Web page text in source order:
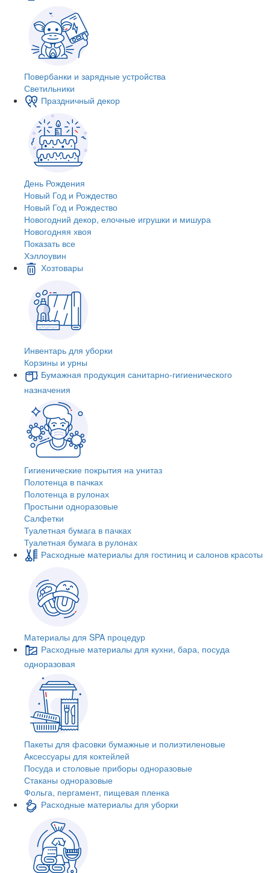
Повербанки и зарядные устройства
Светильники
Праздничный декор
День Рождения
Новый Год и Рождество
Новый Год и Рождество
Новогодний декор, елочные игрушки и мишура
Новогодняя хвоя
Показать все
Хэллоувин
Хозтовары
Инвентарь для уборки
Корзины и урны
Бумажная продукция санитарно-гигиенического
назначения
Гигиенические покрытия на унитаз
Полотенца в пачках
Полотенца в рулонах
Простыни одноразовые
Салфетки
Туалетная бумага в пачках
Туалетная бумага в рулонах
Расходные материалы для гостиниц и салонов красоты
Материалы для SPA процедур
Расходные материалы для кухни, бара, посуда
одноразовая
Пакеты для фасовки бумажные и полиэтиленовые
Аксессуары для коктейлей
Посуда и столовые приборы одноразовые
Стаканы одноразовые
Фольга, пергамент, пищевая пленка
Расходные материалы для уборки